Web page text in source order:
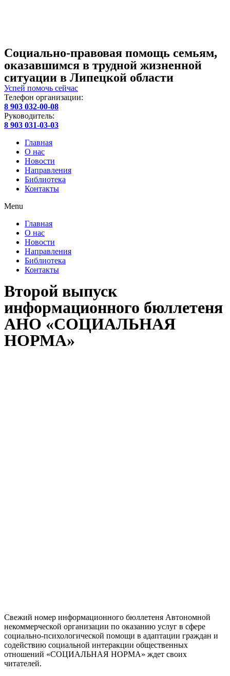
Социально-правовая помощь семьям,
оказавшимся в трудной жизненной
ситуации в Липецкой области
Успей помочь сейчас
Телефон организации:
8 903 032-00-08
Руководитель:
8 903 031-03-03
Главная
О нас
Новости
Направления
Библиотека
Контакты
Menu
Главная
О нас
Новости
Направления
Библиотека
Контакты
Второй выпуск
информационного бюллетеня
АНО «СОЦИАЛЬНАЯ
НОРМА»
Свежий номер информационного бюллетеня Автономной
некоммерческой организации по оказанию услуг в сфере
социально-психологической помощи в адаптации граждан и
содействию социальной интеракции общественных
отношений «СОЦИАЛЬНАЯ НОРМА» ждет своих
читателей.